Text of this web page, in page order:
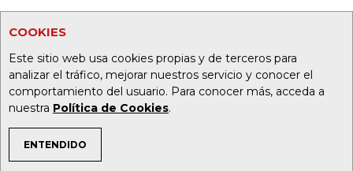
COOKIES
Este sitio web usa cookies propias y de terceros para
analizar el tráfico, mejorar nuestros servicio y conocer el
comportamiento del usuario. Para conocer más, acceda a
nuestra Política de Cookies.
ENTENDIDO
TEMAS DE INTERÉS